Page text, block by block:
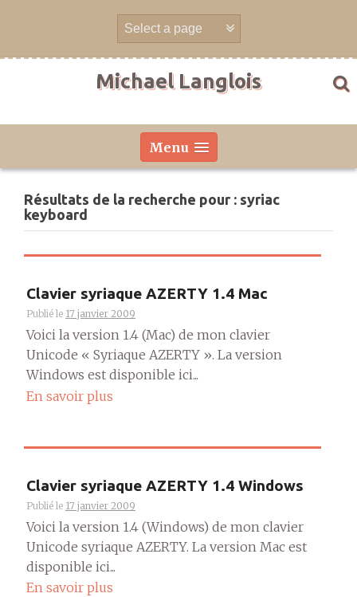
Michael Langlois
Menu
Résultats de la recherche pour : syriac
keyboard
Clavier syriaque AZERTY 1.4 Mac
Publié le 17 janvier 2009
Voici la version 1.4 (Mac) de mon clavier
Unicode « Syriaque AZERTY ». La version
Windows est disponible ici...
En savoir plus
Clavier syriaque AZERTY 1.4 Windows
Publié le 17 janvier 2009
Voici la version 1.4 (Windows) de mon clavier
Unicode syriaque AZERTY. La version Mac est
disponible ici...
En savoir plus